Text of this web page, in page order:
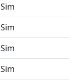
Sim
Sim
Sim
Sim